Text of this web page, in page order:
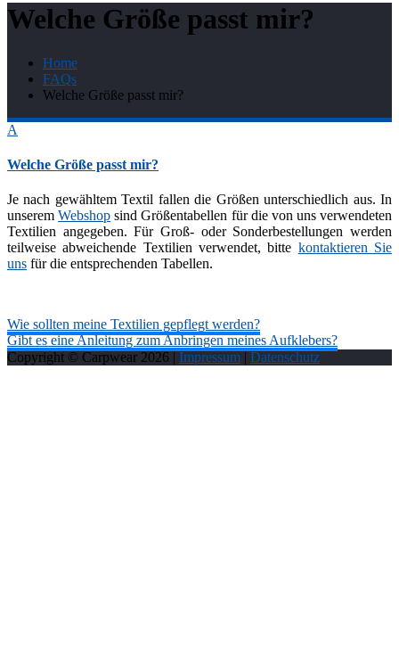
Welche Größe passt mir?
Home
FAQs
Welche Größe passt mir?
A
Welche Größe passt mir?
Je nach gewähltem Textil fallen die Größen unterschiedlich aus. In
unseremWebshop sind Größentabellen für die von uns verwendeten
Textilien angegeben. Für Groß- oder Sonderbestellungen werden
teilweise abweichende Textilien verwendet, bitte kontaktieren Sie
uns für die entsprechenden Tabellen.
Beitragsnavigation
Wie sollten meine Textilien gepflegt werden?
Gibt es eine Anleitung zum Anbringen meines Aufklebers?
Copyright © Carpwear 2026 | Impressum | Datenschutz